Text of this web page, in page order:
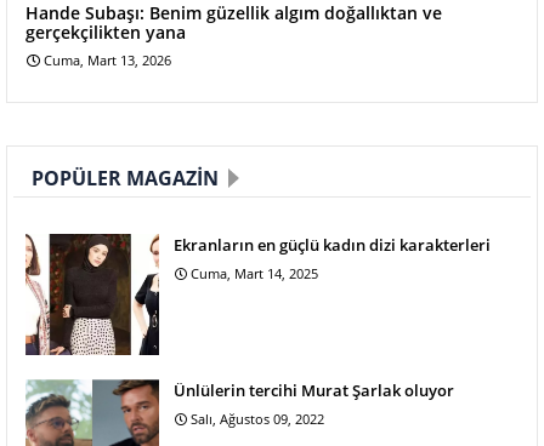
Hande Subaşı: Benim güzellik algım doğallıktan ve
gerçekçilikten yana
Cuma, Mart 13, 2026
POPÜLER MAGAZIN
Ekranların en güçlü kadın dizi karakterleri
Cuma, Mart 14, 2025
Ünlülerin tercihi Murat Şarlak oluyor
Salı, Ağustos 09, 2022